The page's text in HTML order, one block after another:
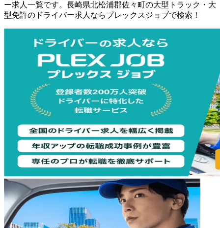
ー求人一覧です。 長崎県北松浦郡佐々町の大型トラック・大
型免許の ドライバー求人ならプレックスジョブで検索！